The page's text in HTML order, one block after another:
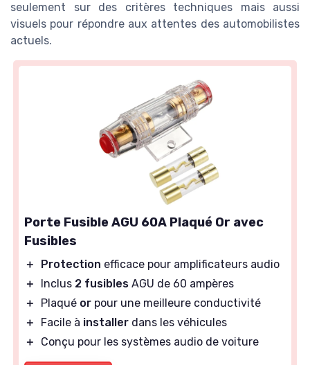
seulement sur des critères techniques mais aussi
visuels pour répondre aux attentes des automobilistes
actuels.
Porte Fusible AGU 60A Plaqué Or avec
Fusibles
＋ Protection efficace pour amplificateurs audio
＋
Inclus 2 fusibles AGU de 60 ampères
＋
Plaqué or pour une meilleure conductivité
＋
Facile à installer dans les véhicules
＋
Conçu pour les systèmes audio de voiture